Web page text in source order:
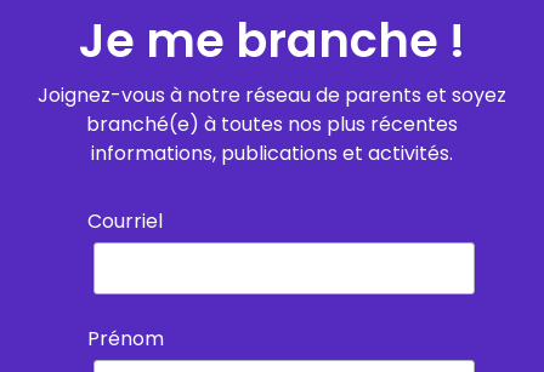
Je me branche !
Joignez-vous à notre réseau de parents et soyez
branché(e) à toutes nos plus récentes
informations, publications et activités.
Courriel
Prénom